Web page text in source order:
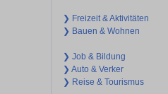
❯ Freizeit & Aktivitäten
❯ Bauen & Wohnen
❯ Job & Bildung
❯ Auto & Verker
❯ Reise & Tourismus